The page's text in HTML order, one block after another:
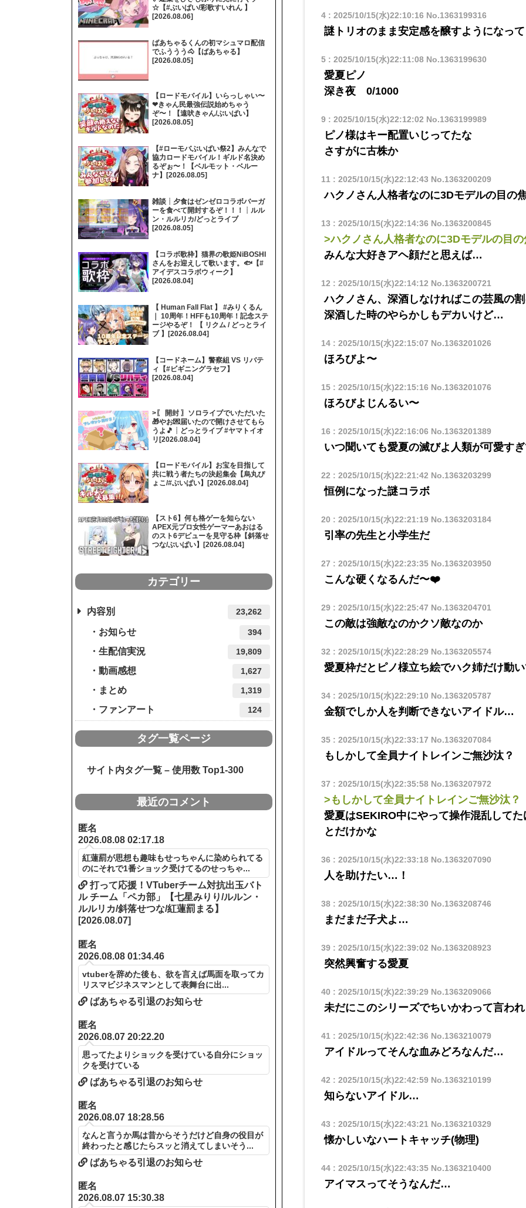
4: 2025/10/15(水)22:10:16 No.1363199316
謎トリオのまま安定感を醸すようになっ
5: 2025/10/15(水)22:11:08No.1363199630
愛夏ピノ
深き夜 0/1000
9: 2025/10/15(水)22:12:02 No.1363199989
ピノ様はキー配置いじってたな
さすがに古株か
11 : 2025/10/15(水)22:12:43 No.1363200209
ハクノさん人格者なのに3Dモデルの目の
13 : 2025/10/15(水)22:14:36 No.1363200845
>ハクノさん人格者なのに3Dモデルの目
みんな大好きアヘ顔だと思えば…
12 : 2025/10/15(水)22:14:12 No.1363200721
ハクノさん、深酒しなければこの芸風の
深酒した時のやらかしもデカいけど…
14: 2025/10/15(水)22:15:07 No.1363201026
ほろびよ〜
15: 2025/10/15(水)22:15:16 No.1363201076
ほろびよじんるい〜
16 : 2025/10/15(水)22:16:06 No.1363201389
いつ聞いても愛夏の滅びよ人類が可愛す
22 : 2025/10/15(水)22:21:42 No.1363203299
恒例になった謎コラボ
20 : 2025/10/15(水)22:21:19No.1363203184
引率の先生と小学生だ
27 : 2025/10/15(水)22:23:35No.1363203950
こんな硬くなるんだ〜❤️
29: 2025/10/15(水)22:25:47 No.1363204701
この敵は強敵なのかクソ敵なのか
32 : 2025/10/15(水)22:28:29No.1363205574
愛夏枠だとピノ様立ち絵でハク姉だけ動
34: 2025/10/15(水)22:29:10 No.1363205787
金額でしか人を判断できないアイドル…
35: 2025/10/15(水)22:33:17 No.1363207084
もしかして全員ナイトレインご無沙汰？
37 : 2025/10/15(水)22:35:58No.1363207972
>もしかして全員ナイトレインご無沙汰？
愛夏はSEKIRO中にやって操作混乱して
とだけかな
36 : 2025/10/15(水)22:33:18No.1363207090
人を助けたい…！
38: 2025/10/15(水)22:38:30 No.1363208746
まだまだ子犬よ…
39: 2025/10/15(水)22:39:02 No.1363208923
突然興奮する愛夏
40 : 2025/10/15(水)22:39:29No.1363209066
未だにこのシリーズでちいかわって言わ
41 : 2025/10/15(水)22:42:36 No.1363210079
アイドルってそんな血みどろなんだ…
42 : 2025/10/15(水)22:42:59No.1363210199
知らないアイドル…
43 : 2025/10/15(水)22:43:21 No.1363210329
懐かしいなハートキャッチ(物理)
44: 2025/10/15(水)22:43:35No.1363210400
アイマスってそうなんだ…
☆【#ぶいぱい/彩歌すいれん 】
[2026.08.06]
ばあちゃるくんの初マシュマロ配信
でふううう🐴【ばあちゃる】
[2026.08.05]
【ロードモバイル】いらっしゃい〜
❤きゃん民最強伝説始めちゃう
ぞ〜！【遠吠きゃん/ぶいぱい】
[2026.08.05]
【#ローモバぶいぱい祭2】みんなで
協力ロードモバイル！ギルド名決め
るぞぉ〜！【ベルモット・ベルー
ナ】[2026.08.05]
雑談┊夕食はゼンゼロコラボバーガ
ーを食べて開封するぞ！！！┊ルル
ン・ルルリカ/どっとライブ
[2026.08.05]
【コラボ歌枠】猫界の歌姫NiBOSHI
さんをお迎えして歌います。🐟【#
アイデスコラボウィーク】
[2026.08.04]
【 Human Fall Flat 】 #みりくるん
｜ 10周年！HFFも10周年！記念ステ
ージやるぞ！ 【 リクム / どっとライ
ブ 】[2026.08.04]
【コードネーム】警察組 VS リバテ
ィ【#ビギニングラセフ】
[2026.08.04]
>〖 開封 〗ソロライブでいただいた
🎁やお💌届いたので開けさせてもら
うよ🎵┊どっとライブ #ヤマトイオ
リ[2026.08.04]
【ロードモバイル】お宝を目指して
共に戦う者たちの決起集会【烏丸ぴ
ょこ/#ぶいぱい】[2026.08.04]
【スト6】何も格ゲーを知らない
APEX元プロ女性ゲーマーあおはる
のスト6デビューを見守る枠【斜落せ
つな/ぶいぱい】[2026.08.04]
カテゴリー
内容別 23,262
お知らせ 394
生配信実況 19,809
動画感想 1,627
まとめ 1,319
ファンアート 124
タグ一覧ページ
サイト内タグ一覧 – 使用数 Top1-300
最近のコメント
匿名
2026.08.08 02:17.18
紅蓮罰が思想も趣味もせっちゃんに染められてる
のにそれで1番ショック受けてるのせっちゃ...
打って応援！VTuberチーム対抗出玉バト
ル チーム「ペカ部」【七星みりり/ルルン・
ルルリカ/斜落せつな/紅蓮罰まる】
[2026.08.07]
匿名
2026.08.08 01:34.46
vtuberを辞めた後も、欲を言えば馬面を取ってカ
リスマビジネスマンとして表舞台に出...
ばあちゃる引退のお知らせ
匿名
2026.08.07 20:22.20
思ってたよりショックを受けている自分にショッ
クを受けている
ばあちゃる引退のお知らせ
匿名
2026.08.07 18:28.56
なんと言うか馬は昔からそうだけど自身の役目が
終わったと感じたらスッと消えてしまいそう...
ばあちゃる引退のお知らせ
匿名
2026.08.07 15:30.38